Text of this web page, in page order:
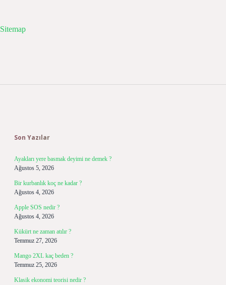
Sitemap
Son Yazılar
Ayakları yere basmak deyimi ne demek ?
Ağustos 5, 2026
Bir kurbanlık koç ne kadar ?
Ağustos 4, 2026
Apple SOS nedir ?
Ağustos 4, 2026
Kükürt ne zaman atılır ?
Temmuz 27, 2026
Mango 2XL kaç beden ?
Temmuz 25, 2026
Klasik ekonomi teorisi nedir ?